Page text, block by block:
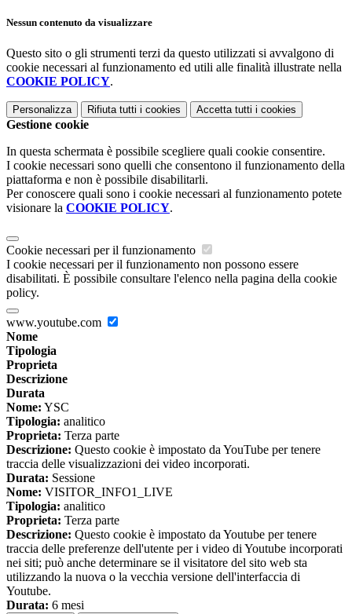
Nessun contenuto da visualizzare
Questo sito o gli strumenti terzi da questo utilizzati si avvalgono di
cookie necessari al funzionamento ed utili alle finalità illustrate nella
COOKIE POLICY.
Personalizza Rifiuta tutti i cookies Accetta tutti i cookies
Gestione cookie
In questa schermata è possibile scegliere quali cookie consentire.
I cookie necessari sono quelli che consentono il funzionamento della
piattaforma e non è possibile disabilitarli.
Per conoscere quali sono i cookie necessari al funzionamento potete
visionare la COOKIE POLICY.
Cookie necessari per il funzionamento
I cookie necessari per il funzionamento non possono essere
disabilitati. È possibile consultare l'elenco nella pagina della cookie
policy.
www.youtube.com
Nome
Tipologia
Proprieta
Descrizione
Durata
Nome: YSC
Tipologia: analitico
Proprieta: Terza parte
Descrizione: Questo cookie è impostato da YouTube per tenere
traccia delle visualizzazioni dei video incorporati.
Durata: Sessione
Nome: VISITOR_INFO1_LIVE
Tipologia: analitico
Proprieta: Terza parte
Descrizione: Questo cookie è impostato da Youtube per tenere
traccia delle preferenze dell'utente per i video di Youtube incorporati
nei siti; può anche determinare se il visitatore del sito web sta
utilizzando la nuova o la vecchia versione dell'interfaccia di
Youtube.
Durata: 6 mesi